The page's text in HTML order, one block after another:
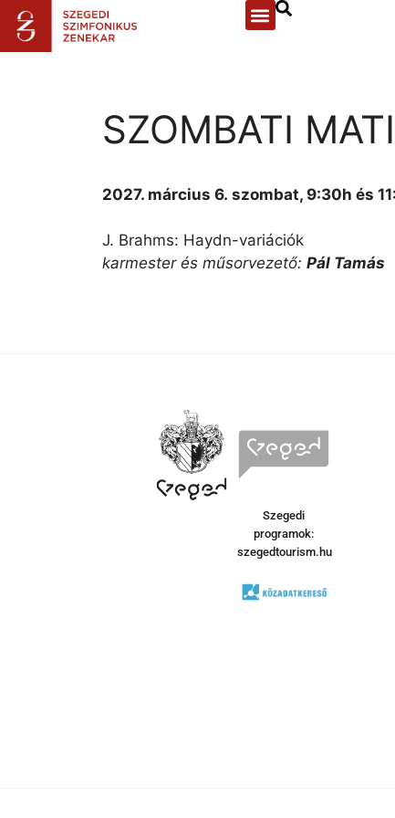
SZOMBATI
2027. március 6. szombat, 9:30h és
J. Brahms: Haydn-variációk
karmester és műsorvezető: Pál Tamás
Szegedi
programok:
szegedtourism.hu